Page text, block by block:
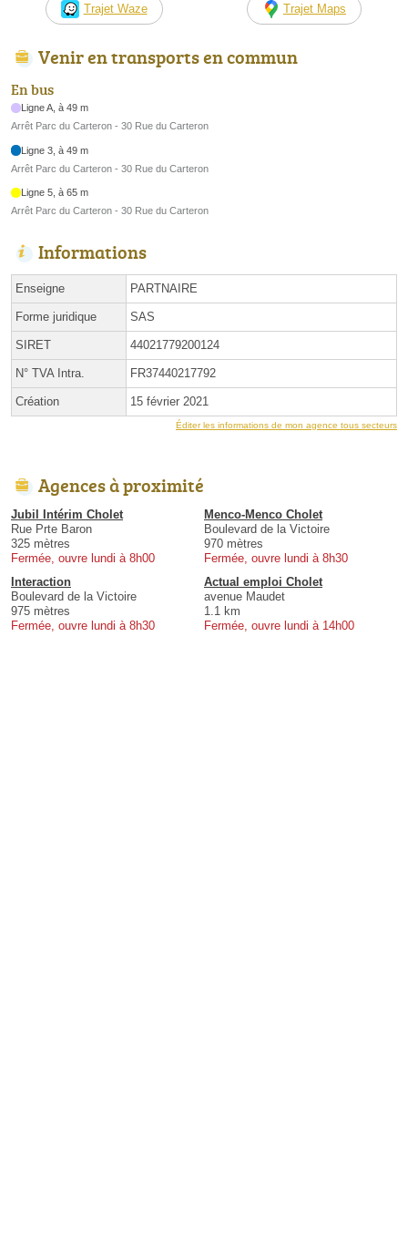
Trajet Waze Trajet Maps
Venir en transports en commun
En bus
Ligne A, à 49 m
Arrêt Parc du Carteron - 30 Rue du Carteron
Ligne 3, à 49 m
Arrêt Parc du Carteron - 30 Rue du Carteron
Ligne 5, à 65 m
Arrêt Parc du Carteron - 30 Rue du Carteron
Informations
Enseigne PARTNAIRE
Forme juridique SAS
SIRET 44021779200124
N° TVA Intra. FR37440217792
Création 15 février 2021
Éditer les informations de mon agence tous secteurs
Agences à proximité
Jubil Intérim Cholet
Rue Prte Baron
325 mètres
Fermée, ouvre lundi à 8h00
Menco-Menco Cholet
Boulevard de la Victoire
970 mètres
Fermée, ouvre lundi à 8h30
Interaction
Boulevard de la Victoire
975 mètres
Fermée, ouvre lundi à 8h30
Actual emploi Cholet
avenue Maudet
1.1 km
Fermée, ouvre lundi à 14h00